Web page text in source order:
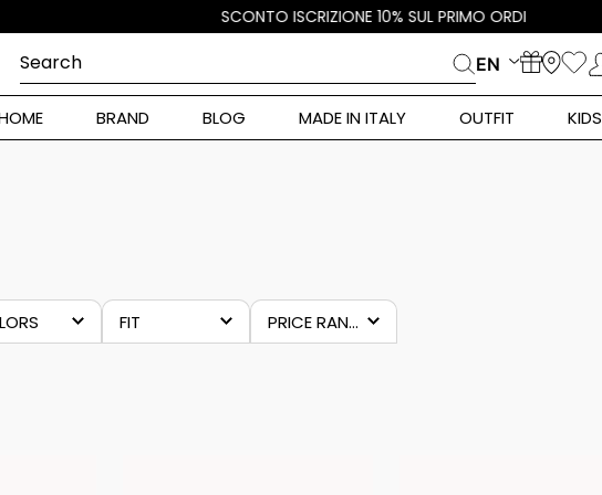
Search
Weekend
EN
BRAND BLOG MADE IN ITALY OUTFIT KIDS
FIT PRICE RANGES